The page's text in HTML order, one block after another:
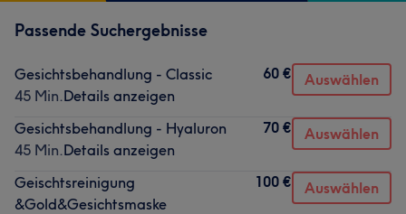
Passende Suchergebnisse
Gesichtsbehandlung - Classic
45 Min.Details anzeigen
60 € Auswählen
Gesichtsbehandlung - Hyaluron
45 Min.Details anzeigen
70 € Auswählen
Geischtsreinigung
&Gold&Gesichtsmaske
100 € Auswählen